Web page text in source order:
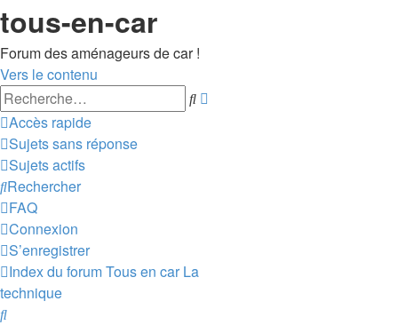
tous-en-car
Forum des aménageurs de car !
Vers le contenu
Rechercher
Accès rapide
Sujets sans réponse
Sujets actifs
Rechercher
FAQ
Connexion
S’enregistrer
Index du forumTous en car La
technique
Rechercher